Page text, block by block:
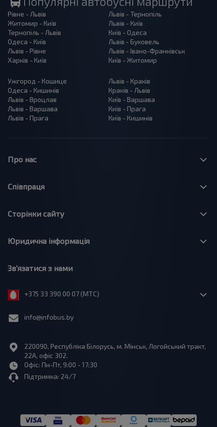
Рівне - Львів
Житомир - Київ
Тернопіль - Львів
Одеса - Київ
Львів - Рівне
Харків - Київ
Львів - Тернопіль
Львів - Київ
Київ - Одеса
Львів - Буковель
Львів - Івано-Франківськ
Київ - Житомир
Ужгород - Кошице
Одеса - Кишинів
Львів - Вроцлав
Львів - Варшава
Львів - Прага
Львів - Краків
Краків - Львів
Київ - Варшава
Київ - Прага
Київ - Кишинів
Про нас
Співпраця
Сторінки сайту
Юридична інформація
Зв'язатися з нами
+375 33 390 00 07 (МТС)
info@infobus.by
220090, Республіка Білорусь, м. Мінськ, Логойський тракт,
22А, офіс 302.
Офіс: Пн-Пт, 9:00 - 17:30
Підтримка: 24/7